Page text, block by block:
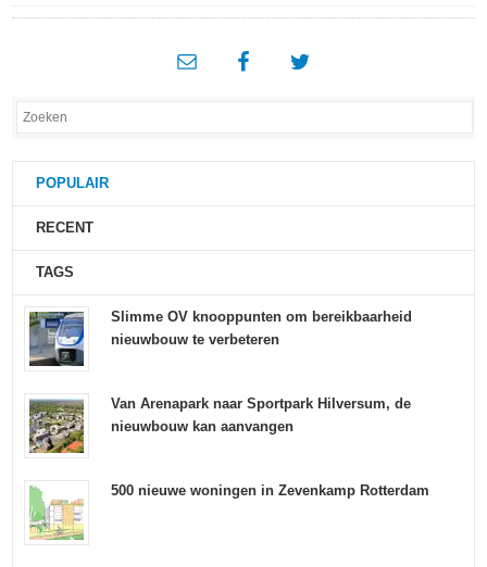
POPULAIR
RECENT
TAGS
Slimme OV knooppunten om bereikbaarheid
nieuwbouw te verbeteren
Van Arenapark naar Sportpark Hilversum, de
nieuwbouw kan aanvangen
500 nieuwe woningen in Zevenkamp Rotterdam